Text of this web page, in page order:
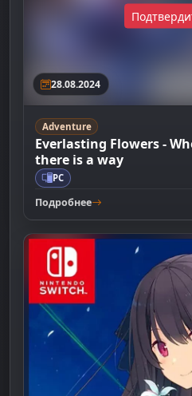
28.08.2024
Adventure
Everlasting Flowers -
there is a way
PC
Подробнее